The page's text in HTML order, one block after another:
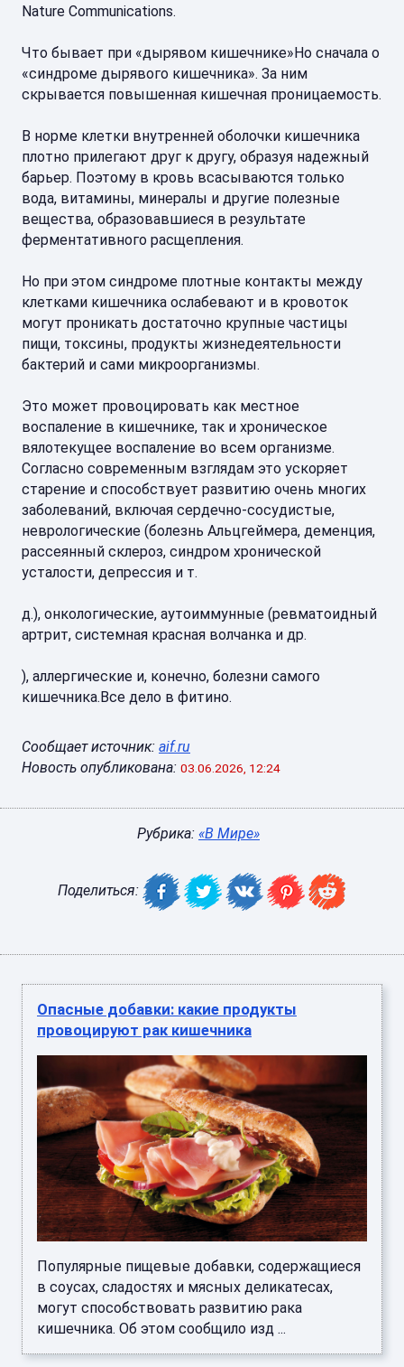
Nature Communications.
Что бывает при «дырявом кишечнике»Но сначала о
«синдроме дырявого кишечника». За ним
скрывается повышенная кишечная проницаемость.
В норме клетки внутренней оболочки кишечника
плотно прилегают друг к другу, образуя надежный
барьер. Поэтому в кровь всасываются только
вода, витамины, минералы и другие полезные
вещества, образовавшиеся в результате
ферментативного расщепления.
Но при этом синдроме плотные контакты между
клетками кишечника ослабевают и в кровоток
могут проникать достаточно крупные частицы
пищи, токсины, продукты жизнедеятельности
бактерий и сами микроорганизмы.
Это может провоцировать как местное
воспаление в кишечнике, так и хроническое
вялотекущее воспаление во всем организме.
Согласно современным взглядам это ускоряет
старение и способствует развитию очень многих
заболеваний, включая сердечно-сосудистые,
неврологические (болезнь Альцгеймера, деменция,
рассеянный склероз, синдром хронической
усталости, депрессия и т.
д.), онкологические, аутоиммунные (ревматоидный
артрит, системная красная волчанка и др.
), аллергические и, конечно, болезни самого
кишечника.Все дело в фитино.
Сообщает источник: aif.ru
Новость опубликована: 03.06.2026, 12:24
Рубрика: «В Мире»
Поделиться:
Опасные добавки: какие продукты
провоцируют рак кишечника
Популярные пищевые добавки, содержащиеся
в соусах, сладостях и мясных деликатесах,
могут способствовать развитию рака
кишечника. Об этом сообщило изд ...